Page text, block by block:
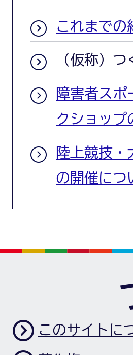
これまでの
（仮称）
障害者スポ
クショップ
陸上競技・
の開催につ
このサイトに